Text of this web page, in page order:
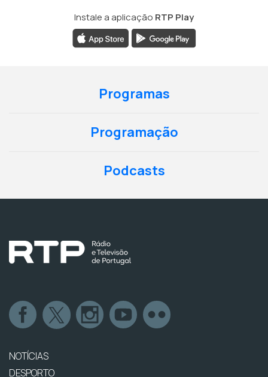
Instale a aplicação RTP Play
Programas
Programação
Podcasts
NOTÍCIAS
DESPORTO